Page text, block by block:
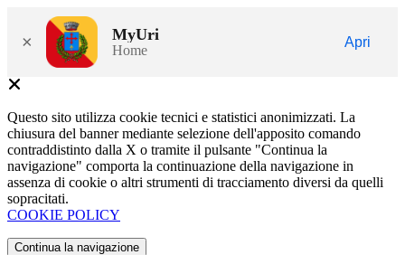
× MyUri
Home
Apri
Questo sito utilizza cookie tecnici e statistici anonimizzati. La
chiusura del banner mediante selezione dell'apposito comando
contraddistinto dalla X o tramite il pulsante "Continua la
navigazione" comporta la continuazione della navigazione in
assenza di cookie o altri strumenti di tracciamento diversi da quelli
sopracitati.
COOKIE POLICY
Continua la navigazione